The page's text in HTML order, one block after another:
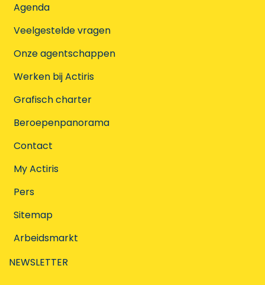
Agenda
Veelgestelde vragen
Onze agentschappen
Werken bij Actiris
Grafisch charter
Beroepenpanorama
Contact
My Actiris
Pers
Sitemap
Arbeidsmarkt
NEWSLETTER